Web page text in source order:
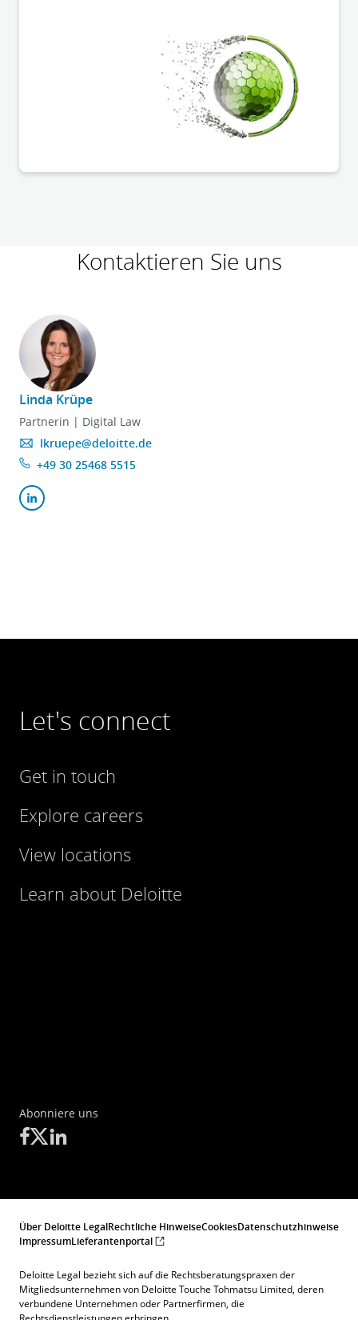
Kontaktieren Sie uns
Linda Krüpe
Partnerin | Digital Law
lkruepe@deloitte.de
+49 30 25468 5515
Let's connect
Get in touch
Explore careers
View locations
Learn about Deloitte
Abonniere uns
Über Deloitte LegalRechtliche HinweiseCookiesDatenschutzhinweise
ImpressumLieferantenportal
Deloitte Legal bezieht sich auf die Rechtsberatungspraxen der
Mitgliedsunternehmen von Deloitte Touche Tohmatsu Limited, deren
verbundene Unternehmen oder Partnerfirmen, die